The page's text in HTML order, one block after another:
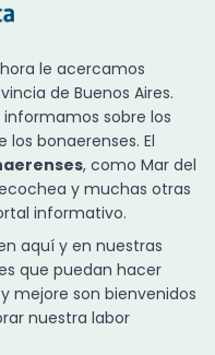
le acercamos
de Buenos Aires.
informamos sobre los
bonaerenses. El
, como Mar del
y muchas otras
informativo.
aquí y en nuestras
que puedan hacer
mejore son bienvenidos
nuestra labor